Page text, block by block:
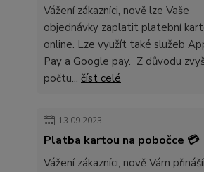
Vážení zákazníci, nově lze Vaše
objednávky zaplatit platební
online. Lze využít také služeb
Pay a Google pay. Z důvodu
počtu... číst celé
13.09.2023
Platba kartou na pobočce 💳
Vážení zákazníci, nově Vám